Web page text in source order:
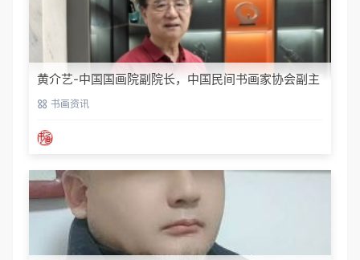
黄介艺-中国国画院副院长，中国民间书画家协会副主
席 书画资讯